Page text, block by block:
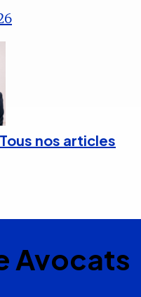
Tous nos articles
Avocats